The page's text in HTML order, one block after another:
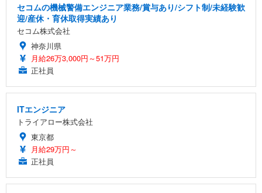
セコムの機械警備エンジニア業務/賞与あり/シフト制/未経験歓
迎/産休・育休取得実績あり
セコム株式会社
神奈川県
月給26万3,000円～51万円
正社員
ITエンジニア
トライアロー株式会社
東京都
月給29万円～
正社員